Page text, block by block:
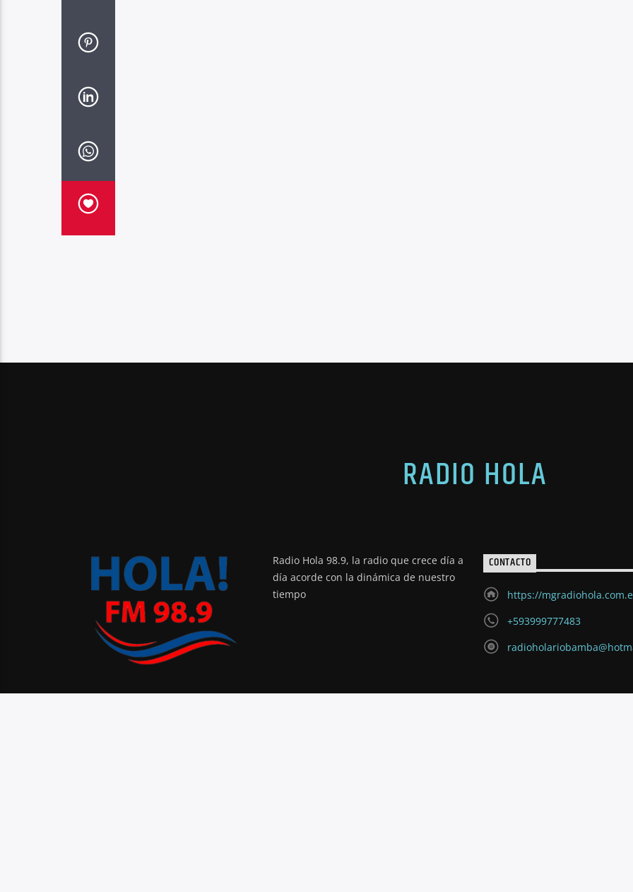
RADIO HOLA
Radio Hola 98.9, la radio que crece día a
día acorde con la dinámica de nuestro
tiempo
CONTACTO
https://
+593999777483